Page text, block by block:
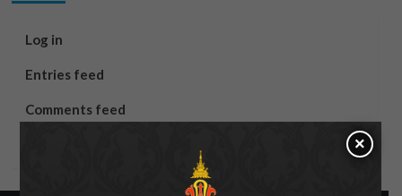
Log in
Entries feed
Comments feed
×